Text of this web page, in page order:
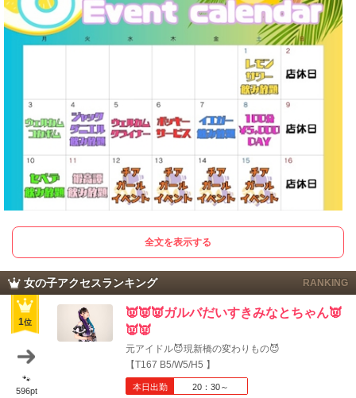
全文を表示する
女の子アクセスランキング RANKING
1位
🐾
596pt
👿👿👿ガルバだいすきみなとちゃん👿
👿👿
元アイドル😈現新橋の変わりもの😈
【T167 B5/W5/H5 】
本日出勤 20：30～ 東北